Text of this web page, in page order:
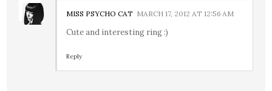
MISS PSYCHO CAT MARCH 17, 2012 AT 12:56 AM
Cute and interesting ring :)
Reply